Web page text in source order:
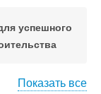
успешного
Показать все